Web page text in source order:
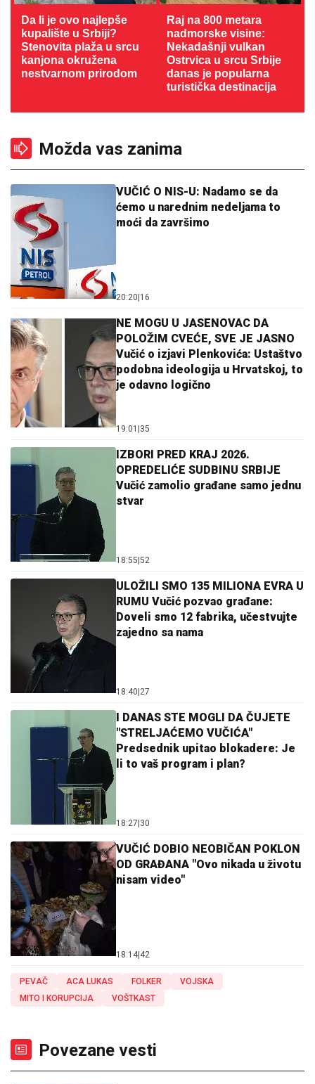
Da li je ovo najlepše
kupalište u Srbiji?
Stenovita plaža u srcu
kanjona okružena
nestvarnom prirodom
Raj na 800 metara
nadmorske visine:
Nekadašnji vulkan
Ostrvica u srcu Srbije
danas je popularna
turistička destinacija
Možda vas zanima
VUČIĆ O NIS-U: Nadamo se da
ćemo u narednim nedeljama to
moći da završimo
20:20|16
NE MOGU U JASENOVAC DA
POLOŽIM CVEĆE, SVE JE JASNO
Vučić o izjavi Plenkovića: Ustaštvo
podobna ideologija u Hrvatskoj, to
je odavno logično
19:01 |35
IZBORI PRED KRAJ 2026.
OPREDELIĆE SUDBINU SRBIJE
Vučić zamolio građane samo jednu
stvar
18:55|52
ULOŽILI SMO 135 MILIONA EVRA U
RUMU Vučić pozvao građane:
Doveli smo 12 fabrika, učestvujte
zajedno sa nama
18:40|27
I DANAS STE MOGLI DA ČUJETE
"STRELJAĆEMO VUČIĆA"
Predsednik upitao blokadere: Je
li to vaš program i plan?
18:27|30
VUČIĆ DOBIO NEOBIČAN POKLON
OD GRAĐANA "Ovo nikada u životu
nisam video"
18:14|42
PEVAČ ACA LUKAS FOLKER
VOJSKA
MITO I KORUPCIJA
VOŠTKAST
Povezane vesti